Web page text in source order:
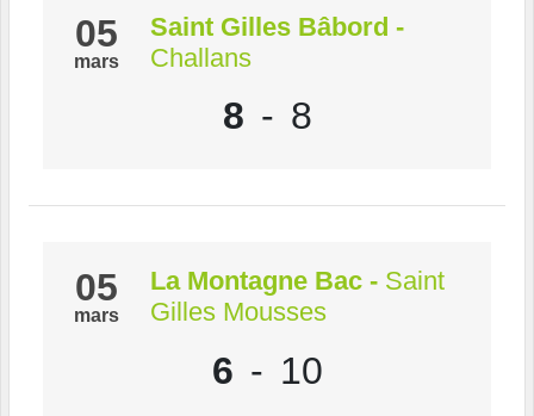
05
mars
Saint Gilles Bâbord -
Challans
8 - 8
05
mars
La Montagne Bac - Saint
Gilles Mousses
6 - 10